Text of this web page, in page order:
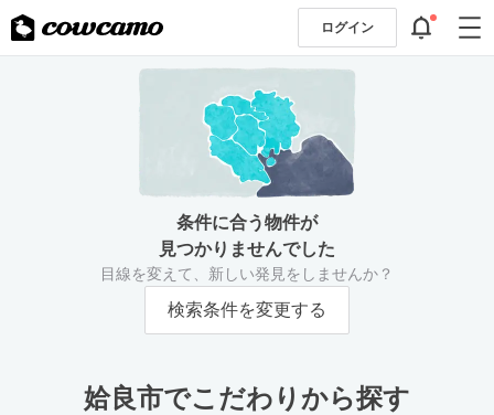
ログイン
条件に合う物件が
見つかりませんでした
目線を変えて、新しい発見をしませんか？
検索条件を変更する
姶良市でこだわりから探す